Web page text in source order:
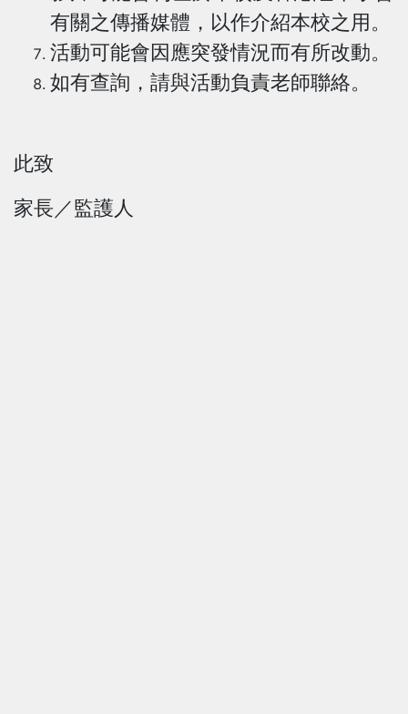
有關之傳播媒體，以作介紹本校之用。
活動可能會因應突發情況而有所改動。
如有查詢，請與活動負責老師聯絡。
此致
家長 ／監護人